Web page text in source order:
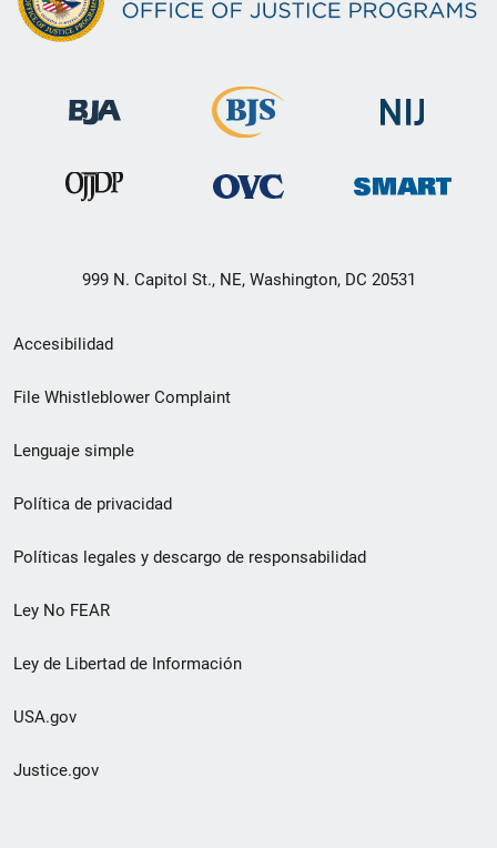
999 N. Capitol St., NE, Washington, DC 20531
Menú
de
de
pie
de
página
Accesibilidad
File Whistleblower Complaint
Lenguaje simple
Política de privacidad
Políticas legales y descargo de responsabilidad
Ley No FEAR
Ley de Libertad de Información
USA.gov
Justice.gov